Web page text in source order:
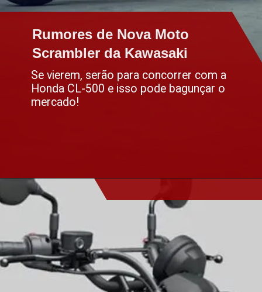
Rumores de Nova Moto
Scrambler da Kawasaki
Rumores de Nova Moto
Scrambler da Kawasaki
Se vierem, serão para concorrer com a
Honda CL-500 e isso pode bagunçar o
mercado!
Opening